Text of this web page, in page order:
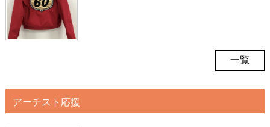
一覧
アーチスト応援